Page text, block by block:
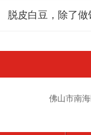
脱皮白豆，除了做
佛山市南